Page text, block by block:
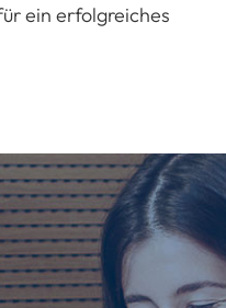
ein erfolgreiches